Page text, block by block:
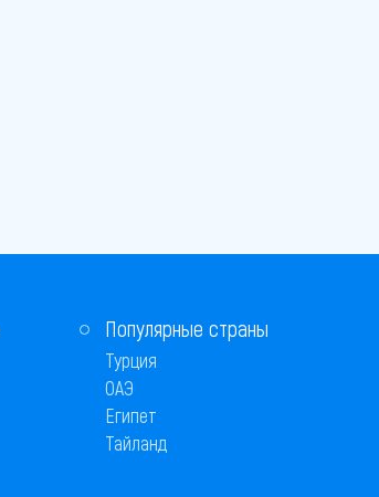
Популярные страны
Турция
ОАЭ
Египет
Тайланд